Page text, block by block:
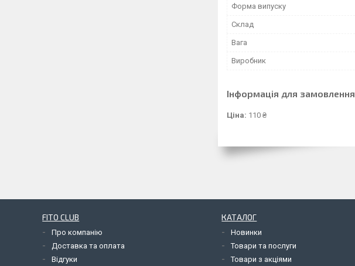
Форма випуску
Склад
Вага
Виробник
Інформація для замовлення
Ціна: 110 ₴
FITO CLUB
Про компанію
Доставка та оплата
Відгуки
КАТАЛОГ
Новинки
Товари та послуги
Товари з акціями